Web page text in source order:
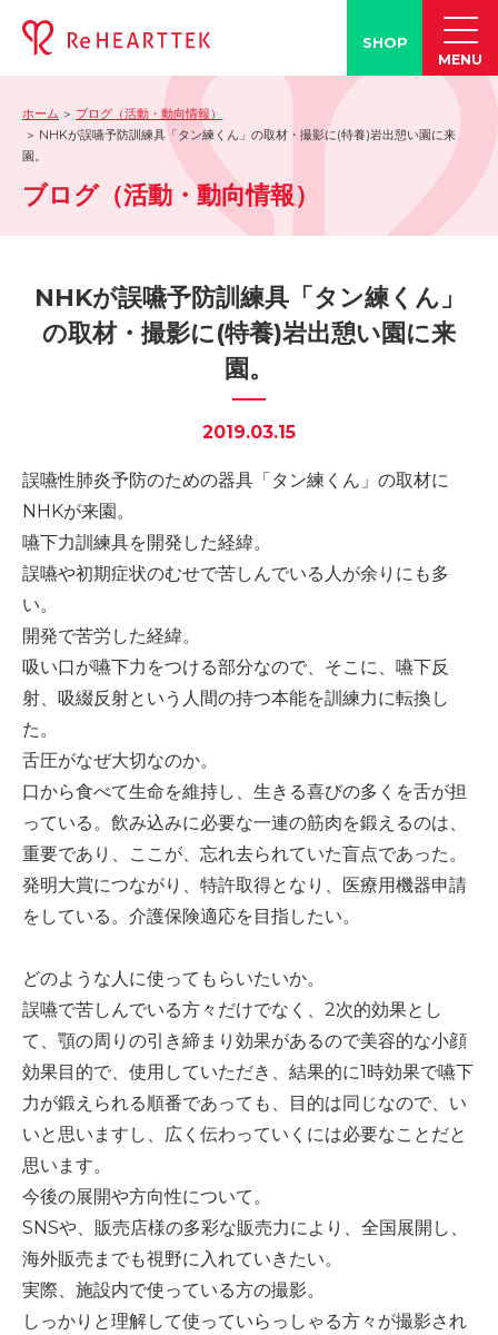
製品情報
-「FACE LINE BOTTLE」
活動情報
-ブログ
-学会発表情報
-お客様の声
-メディア紹介事例
誤嚥・誤嚥性肺炎の知識
-誤嚥のQ&A(コラム)
-誤嚥・誤嚥性肺炎の予防策
会社情報
電話する
SHOP
MENU
ホーム
ブログ（活動・動向情報）
NHKが誤嚥予防訓練具「タン練くん」の取材・撮影に(特養)岩出憩い園に来
園。
ブログ（活動・動向情報）
NHKが誤嚥予防訓練具「タン練くん」
の取材・撮影に(特養)岩出憩い園に来
園。
2019.03.15
誤嚥性肺炎予防のための器具「タン練くん」の取材に
NHKが来園。
嚥下力訓練具を開発した経緯。
誤嚥や初期症状のむせで苦しんでいる人が余りにも多
い。
開発で苦労した経緯。
吸い口が嚥下力をつける部分なので、そこに、嚥下反
射、吸綴反射という人間の持つ本能を訓練力に転換し
た。
舌圧がなぜ大切なのか。
口から食べて生命を維持し、生きる喜びの多くを舌が担
っている。飲み込みに必要な一連の筋肉を鍛えるのは、
重要であり、ここが、忘れ去られていた盲点であった。
発明大賞につながり、特許取得となり、医療用機器申請
をしている。介護保険適応を目指したい。
どのような人に使ってもらいたいか。
誤嚥で苦しんでいる方々だけでなく、2次的効果とし
て、顎の周りの引き締まり効果があるので美容的な小顔
効果目的で、使用していただき、結果的に1時効果で嚥下
力が鍛えられる順番であっても、目的は同じなので、い
いと思いますし、広く伝わっていくには必要なことだと
思います。
今後の展開や方向性について。
SNSや、販売店様の多彩な販売力により、全国展開し、
海外販売までも視野に入れていきたい。
実際、施設内で使っている方の撮影。
しっかりと理解して使っていらっしゃる方々が撮影され